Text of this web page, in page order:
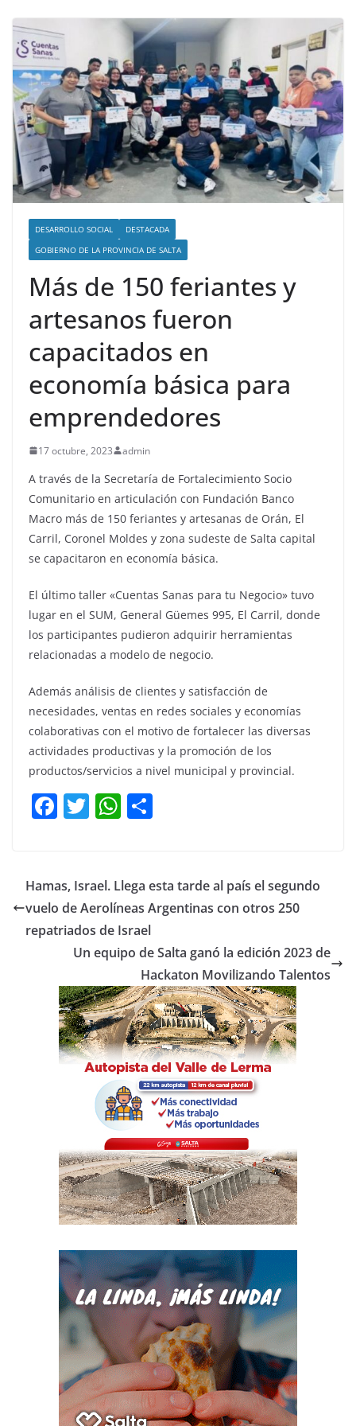
DESARROLLO SOCIAL
DESTACADA
GOBIERNO DE LA PROVINCIA DE SALTA
Más de 150 feriantes y
artesanos fueron
capacitados en
economía básica para
emprendedores
17 octubre, 2023 admin
A través de la Secretaría de Fortalecimiento Socio
Comunitario en articulación con Fundación Banco
Macro más de 150 feriantes y artesanas de Orán, El
Carril, Coronel Moldes y zona sudeste de Salta capital
se capacitaron en economía básica.
El último taller «Cuentas Sanas para tu Negocio» tuvo
lugar en el SUM, General Güemes 995, El Carril, donde
los participantes pudieron adquirir herramientas
relacionadas a modelo de negocio.
Además análisis de clientes y satisfacción de
necesidades, ventas en redes sociales y economías
colaborativas con el motivo de fortalecer las diversas
actividades productivas y la promoción de los
productos/servicios a nivel municipal y provincial.
F
e
b
o
k
T
er
W
s
A
p
p
p
ar
Hamas, Israel. Llega esta tarde al país el segundo
vuelo de Aerolíneas Argentinas con otros 250
repatriados de Israel
Un equipo de Salta ganó la edición 2023 de
Hackaton Movilizando Talentos